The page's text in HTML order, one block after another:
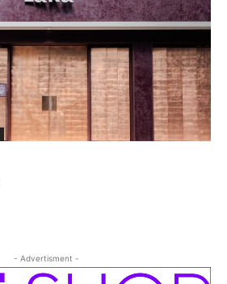
- Advertisment -